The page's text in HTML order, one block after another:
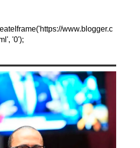
www.blogger.c
'0');